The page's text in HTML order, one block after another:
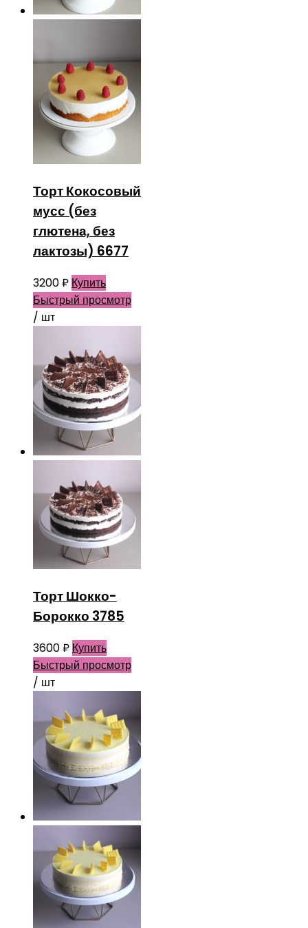
Торт Кокосовый
мусс (без
глютена, без
лактозы) 6677
3200₽ Купить
Быстрый просмотр
/ шт
Торт Шокко-
Борокко 3785
3600₽ Купить
Быстрый просмотр
/ шт